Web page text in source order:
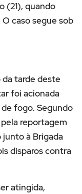
(21), quando
caso segue sob
tarde deste
foi acionada
fogo. Segundo
reportagem
à Brigada
disparos contra
atingida,